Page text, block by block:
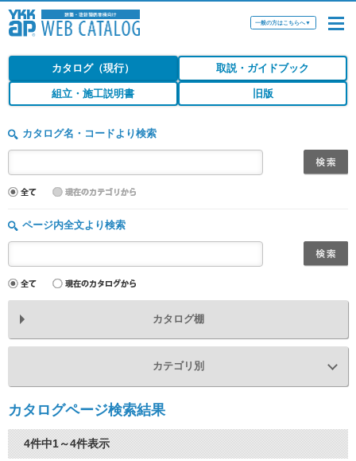
一般の方はこちらへ▼
カタログ（現行） 取説・ガイドブック
組立・施工説明書 旧版
カタログ名・コードより検索
ページ内全文より検索
カタログ棚
カテゴリ別
カタログページ検索結果
4件中1～4件表示